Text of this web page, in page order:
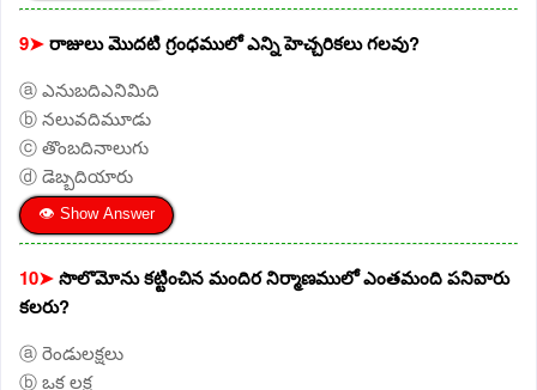
9➤రాజులు మొదటి గ్రంధములో ఎన్ని హెచ్చరికలు గలవు?
ⓐ ఎనుబదిఎనిమిది
ⓑ నలువదిమూడు
ⓒ తొంబదినాలుగు
ⓓ డెబ్బదియారు
👁 Show Answer
10➤సొలొమోను కట్టించిన మందిర నిర్మాణములో ఎంతమంది పనివారు
కలరు?
ⓐ రెండులక్షలు
ⓑ ఒక లక్ష